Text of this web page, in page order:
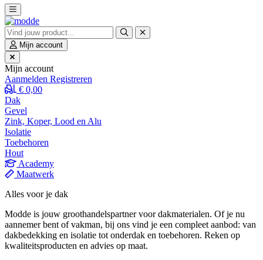
Mijn account
Mijn account
Aanmelden Registreren
€ 0,00
Dak
Gevel
Zink, Koper, Lood en Alu
Isolatie
Toebehoren
Hout
Academy
Maatwerk
Alles voor je dak
Modde is jouw groothandelspartner voor dakmaterialen. Of je nu
aannemer bent of vakman, bij ons vind je een compleet aanbod: van
dakbedekking en isolatie tot onderdak en toebehoren. Reken op
kwaliteitsproducten en advies op maat.